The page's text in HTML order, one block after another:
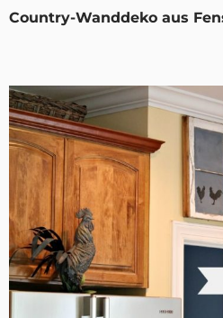
Country-Wanddeko aus